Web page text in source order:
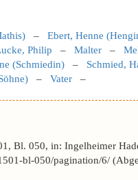
– Ebert, Henne
Philip – Malter –
(Schmiedin) – Schmied,
– Vater –
Bl. 050, in: Ingelheimer
bl-050/pagination/6/